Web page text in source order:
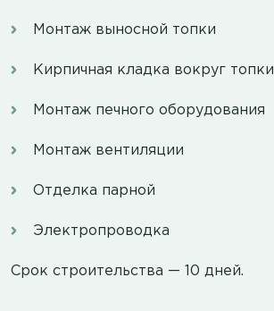
Монтаж выносной топки
Кирпичная кладка вокруг топки
Монтаж печного оборудования
Монтаж вентиляции
Отделка парной
Электропроводка
Срок строительства — 10 дней.